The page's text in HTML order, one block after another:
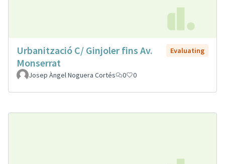
Urbanització C/ Ginjoler fins Av.
Monserrat
Evaluating
Josep Àngel Noguera Cortés 0 0